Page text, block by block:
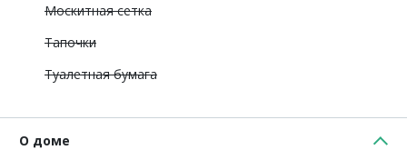
Москитная сетка
Тапочки
Туалетная бумага
О доме